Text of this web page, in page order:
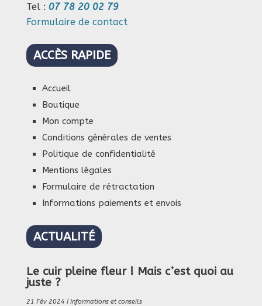
Tel : 07 78 20 02 79
Formulaire de contact
ACCÈS RAPIDE
Accueil
Boutique
Mon compte
Conditions générales de ventes
Politique de confidentialité
Mentions légales
Formulaire de rétractation
Informations paiements et envois
ACTUALITÉ
Le cuir pleine fleur ! Mais c’est quoi au
juste ?
21 Fév 2024 | Informations et conseils